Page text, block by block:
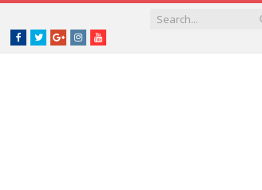
Facebook
TwitterGoogle+instagramyoutube